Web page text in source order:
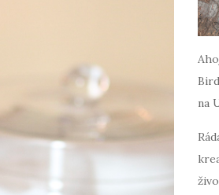
na